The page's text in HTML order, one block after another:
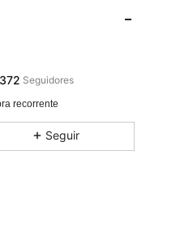
372
recorrente
Seguir